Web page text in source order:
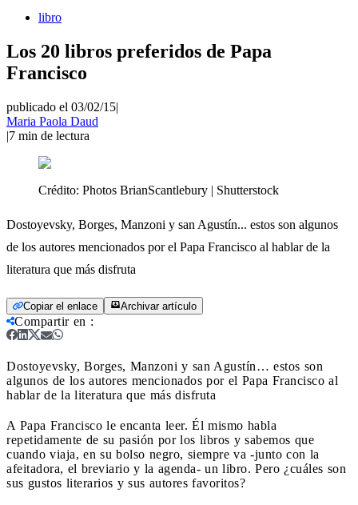
libro
Los 20 libros preferidos de Papa
Francisco
publicado el 03/02/15|
Maria Paola Daud
|7 min de lectura
Crédito: Photos BrianScantlebury | Shutterstock
Dostoyevsky, Borges, Manzoni y san Agustín... estos son algunos
de los autores mencionados por el Papa Francisco al hablar de la
literatura que más disfruta
Copiar el enlace Archivar artículo
Compartir en :
Dostoyevsky, Borges, Manzoni y san Agustín… estos son
algunos de los autores mencionados por el Papa Francisco al
hablar de la literatura que más disfruta
A Papa Francisco le encanta leer. Él mismo habla
repetidamente de su pasión por los libros y sabemos que
cuando viaja, en su bolso negro, siempre va -junto con la
afeitadora, el breviario y la agenda- un libro. Pero ¿cuáles son
sus gustos literarios y sus autores favoritos?